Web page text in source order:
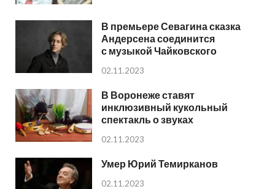
В премьере Севагина сказка
Андерсена соединится
с музыкой Чайковского
02.11.2023
В Воронеже ставят
инклюзивный кукольный
спектакль о звуках
02.11.2023
Умер Юрий Темирканов
02.11.2023